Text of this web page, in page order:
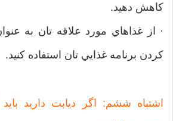
كاهش دهيد.
· از غذاهاي مورد علاقه تان به
كردن برنامه غذايي تان استفاده كنيد.
اشتباه ششم: اگر ديابت داريد